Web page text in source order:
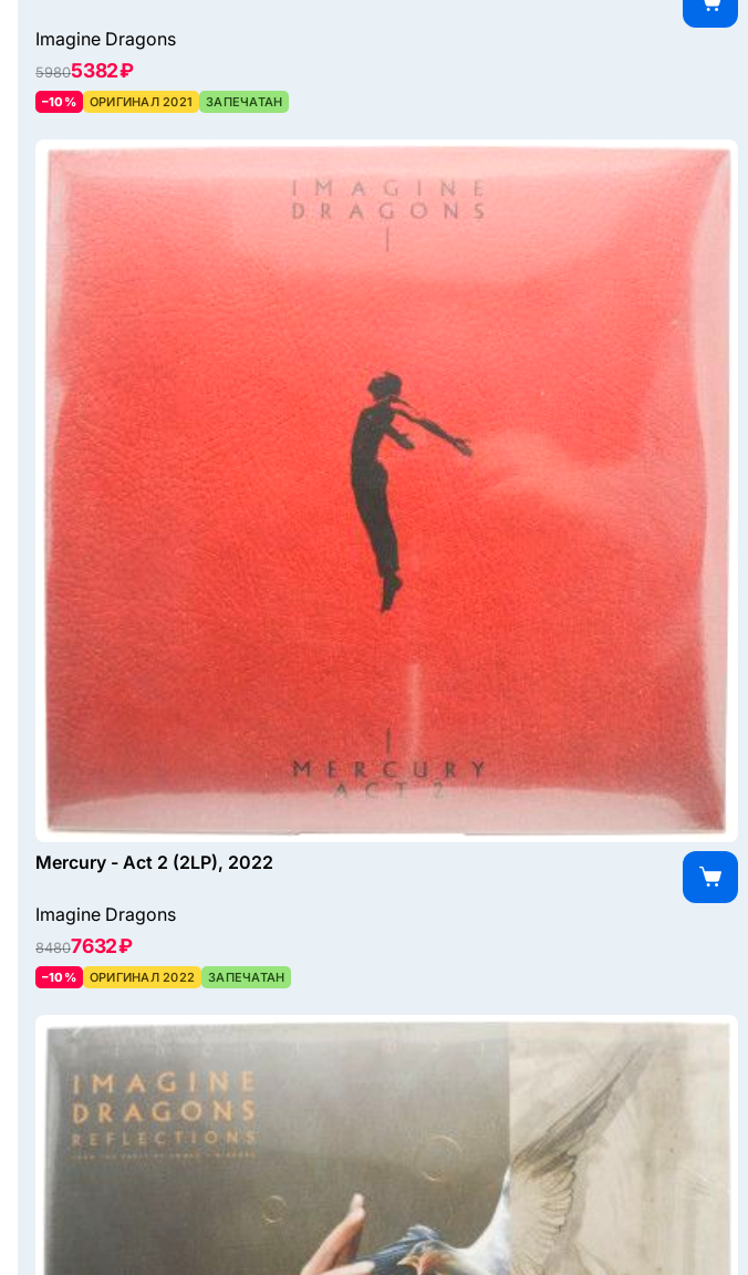
Imagine Dragons
59805382 ₽
–10% ОРИГИНАЛ 2021 ЗАПЕЧАТАН
Mercury - Act 2 (2LP), 2022
Imagine Dragons
84807632 ₽
–10% ОРИГИНАЛ 2022 ЗАПЕЧАТАН